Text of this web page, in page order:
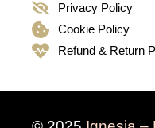
Privacy Policy
Cookie Policy
Refund & Return